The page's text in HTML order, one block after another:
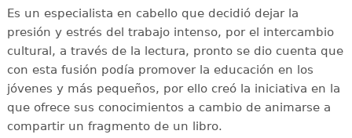
Es un especialista en cabello que decidió dejar la
presión y estrés del trabajo intenso, por el intercambio
cultural, a través de la lectura, pronto se dio cuenta que
con esta fusión podía promover la educación en los
jóvenes y más pequeños, por ello creó la iniciativa en la
que ofrece sus conocimientos a cambio de animarse a
compartir un fragmento de un libro.